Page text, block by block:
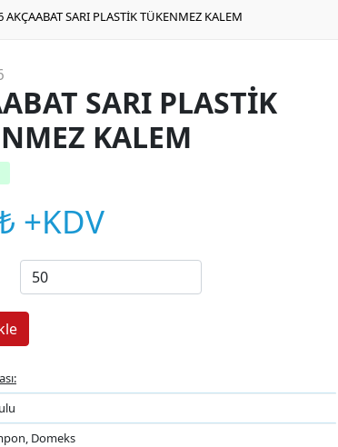
AKÇAABAT SARI PLASTİK TÜKENMEZ KALEM
SARI PLASTİK
KALEM
+KDV
Domeks